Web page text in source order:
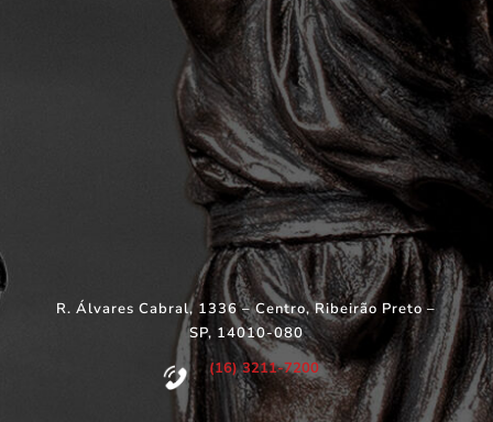
R. Álvares Cabral, 1336 – Centro, Ribeirão Preto –
SP, 14010-080
(16) 3211-7200